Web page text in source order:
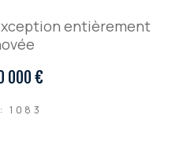
entièrement
000 €
1083